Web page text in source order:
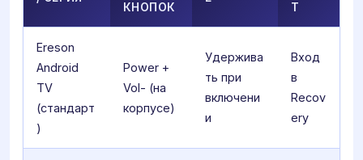
КНОПОК
Т
Ereson
Android
TV
(стандарт
)
Power +
Vol- (на
корпусе)
Удержива
ть при
включени
и
Вход
в
Recov
ery